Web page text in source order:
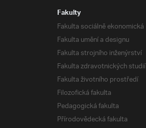
Fakulty
Fakulta sociálně ekonomická
Fakulta umění a designu
Fakulta strojního inženýrství
Fakulta zdravotnických studií
Fakulta životního prostředí
Filozofická fakulta
Pedagogická fakulta
Přírodovědecká fakulta